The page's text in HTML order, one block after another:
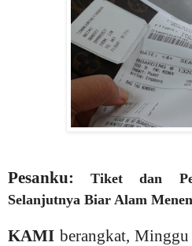
Pesanku:Tiket dan
Selanjutnya Biar Alam
KAMI berangkat,